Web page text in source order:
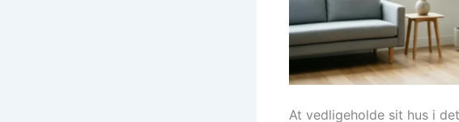
At vedligeholde sit hus i